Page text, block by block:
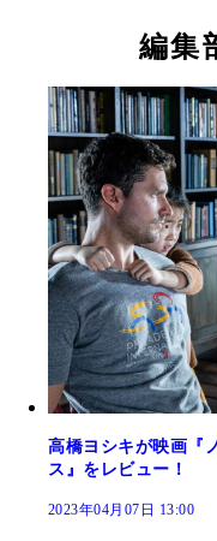
編集
高橋ヨシキが映画『
ス』をレビュー！
2023年04月07日 13:00